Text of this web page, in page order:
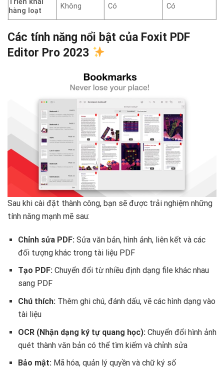
Triển khai
hàng loạt
Không Có Có
Các tính năng nổi bật của Foxit PDF
Editor Pro 2023
Sau khi cài đặt thành công, bạn sẽ được trải nghiệm những
tính năng mạnh mẽ sau:
Chỉnh sửa PDF: Sửa văn bản, hình ảnh, liên kết và các
đối tượng khác trong tài liệu PDF
Tạo PDF:Chuyển đổi từ nhiều định dạng file khác nhau
sang PDF
Chú thích:Thêm ghi chú, đánh dấu, vẽ các hình dạng vào
tài liệu
OCR (Nhận dạng ký tự quang học): Chuyển đổi hình ảnh
quét thành văn bản có thể tìm kiếm và chỉnh sửa
Bảo mật:Mã hóa, quản lý quyền và chữ ký số